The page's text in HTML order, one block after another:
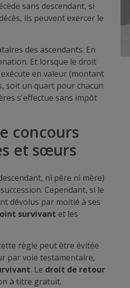
sans descendant, si
ils peuvent exercer le
des ascendants. En
Et lorsque le droit
en valeur (montant
soit un quart pour chacun
s'effectue sans impôt
concours
et sœurs
ni père ni mère)
Cependant, si le
dévolus par moitié à ses
survivant et les
règle peut être évitée
par voie testamentaire,
. Le droit de retour
à titre gratuit.